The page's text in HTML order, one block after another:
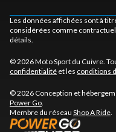
Les données affichées sont à
considérées comme
détails.
© 2026 Moto Sport du Cuivre.
confidentialité et les conditions
© 2026 Conception et
Power Go.
Membre du réseau Shop A Ride.